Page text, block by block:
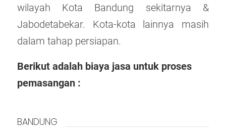
wilayah Kota Bandung sekitarnya &
Jabodetabekar. Kota-kota lainnya masih
dalam tahap persiapan.
Berikut adalah biaya jasa untuk proses
pemasangan :
BANDUNG